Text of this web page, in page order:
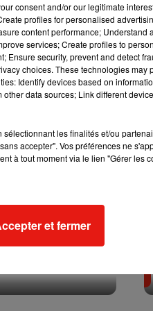
consent and/or our legitimate
profiles for personalised
content performance; Understand
services; Create profiles to
Ensure security, prevent and detect
choices. These technologies may
Identify devices based on
data sources; Link different
les finalités et/ou
accepter". Vos préférences ne
à tout moment via le lien "Gérer les
et fermer